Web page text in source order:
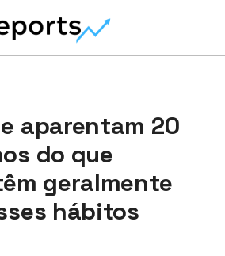
aparentam 20
do que
geralmente
hábitos